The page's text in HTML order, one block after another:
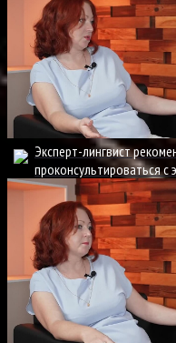
Эксперт-лингвист
проконсультироваться с